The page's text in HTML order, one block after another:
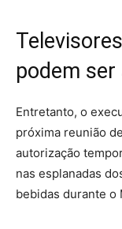
podem
Entretanto, o
próxima reunião
autorização
nas esplanadas
bebidas durante o